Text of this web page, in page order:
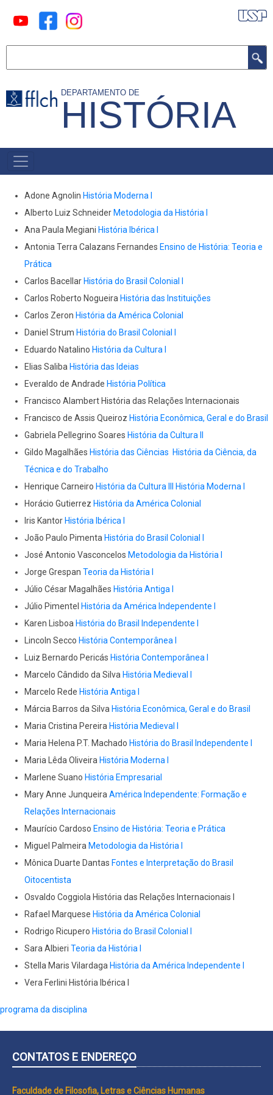
para
DEPARTAMENTO DE
HISTÓRIA
MAIN
MENU
Adone Agnolin História Moderna I
Alberto Luiz Schneider Metodologia da História I
Ana Paula Megiani História Ibérica I
Antonia Terra Calazans Fernandes Ensino de História: Teoria e
Prática
Carlos Bacellar História do Brasil Colonial I
Carlos Roberto Nogueira História das Instituições
Carlos Zeron História da América Colonial
Daniel Strum História do Brasil Colonial I
Eduardo Natalino História da Cultura I
Elias Saliba História das Ideias
Everaldo de Andrade História Política
Francisco Alambert História das Relações Internacionais
Francisco de Assis Queiroz História Econômica, Geral e do Brasil
Gabriela Pellegrino Soares História da Cultura II
Gildo Magalhães História das Ciências História da Ciência, da
Técnica e do Trabalho
Henrique Carneiro História da Cultura III
História Moderna I
Horácio Gutierrez História da América Colonial
Iris Kantor História Ibérica I
João Paulo Pimenta História do Brasil Colonial I
José Antonio Vasconcelos Metodologia da História I
Jorge Grespan Teoria da História I
Júlio César Magalhães História Antiga I
Júlio Pimentel História da América Independente I
Karen Lisboa História do Brasil Independente I
Lincoln Secco História Contemporânea I
Luiz Bernardo Pericás História Contemporânea I
Marcelo Cândido da Silva História Medieval I
Marcelo Rede História Antiga I
Márcia Barros da Silva História Econômica, Geral e do Brasil
Maria Cristina Pereira História Medieval I
Maria Helena P.T. Machado História do Brasil Independente I
Maria Lêda Oliveira História Moderna I
Marlene Suano História Empresarial
Mary Anne Junqueira América Independente: Formação e
Relações Internacionais
Maurício Cardoso Ensino de História: Teoria e Prática
Miguel Palmeira Metodologia da História I
Mônica Duarte Dantas Fontes e Interpretação do Brasil
Oitocentista
Osvaldo Coggiola História das Relações Internacionais I
Rafael Marquese História da América Colonial
Rodrigo Ricupero História do Brasil Colonial I
Sara Albieri Teoria da História I
Stella Maris Vilardaga História da América Independente I
Vera Ferlini História Ibérica I
programa da disciplina
CONTATOS E ENDEREÇO
Faculdade de Filosofia, Letras e Ciências Humanas